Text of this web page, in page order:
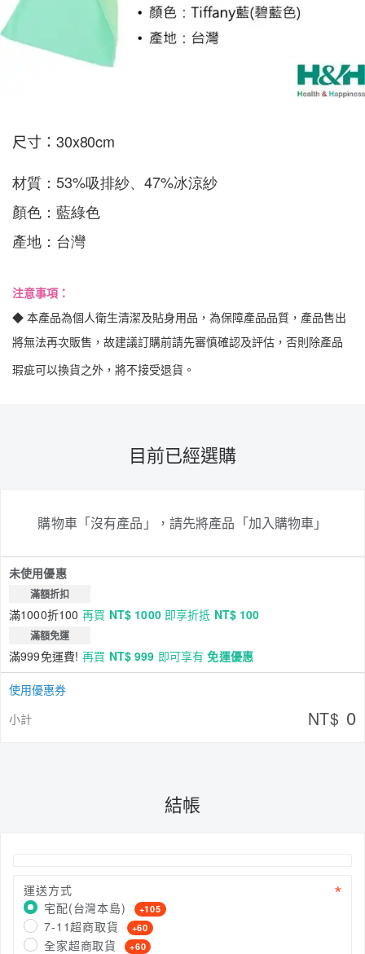
尺寸：30x80cm
材質：53%吸排紗、47%冰涼紗
顏色：藍綠色
產地：台灣
注意事項：
◆ 本產品為個人衛生清潔及貼身用品，為保障產品品質，產品售出
將無法再次販售，故建議訂購前請先審慎確認及評估，否則除產品
瑕疵可以換貨之外，將不接受退貨。
目前已經選購
購物車「沒有產品」，請先將產品「加入購物車」
未使用優惠
滿額折扣
滿1000折100 再買 NT$ 1000即享折抵 NT$ 100
滿額免運
滿999免運費! 再買 NT$ 999 即可享有免運優惠
使用優惠券
小計
NT$ 0
結帳
運送方式
宅配(台灣本島)
+105
7-11超商取貨 +60
全家超商取貨 +60